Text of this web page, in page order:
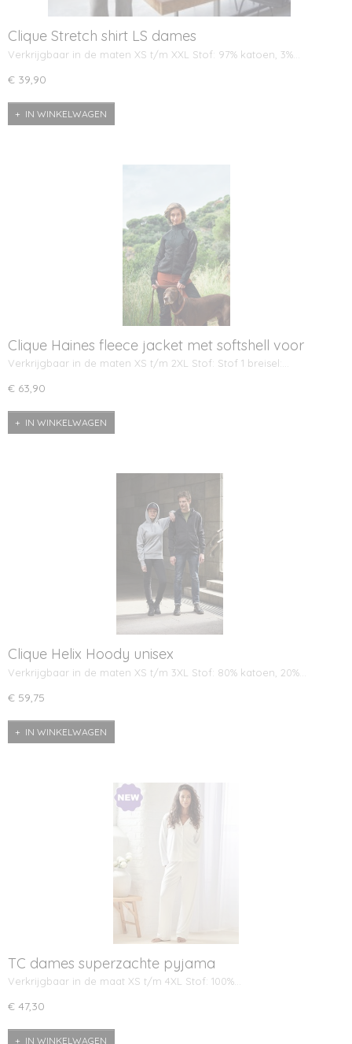
Clique Stretch shirt LS dames
Verkrijgbaar in de maten XS t/m XXL Stof: 97% katoen, 3%…
€ 39,90
IN WINKELWAGEN
Clique Haines fleece jacket met softshell voor
dames
Verkrijgbaar in de maten XS t/m 2XL Stof: Stof 1 breisel:…
€ 63,90
IN WINKELWAGEN
Clique Helix Hoody unisex
Verkrijgbaar in de maten XS t/m 3XL Stof: 80% katoen, 20%…
€ 59,75
IN WINKELWAGEN
TC dames superzachte pyjama
Verkrijgbaar in de maat XS t/m 4XL Stof: 100%…
€ 47,30
IN WINKELWAGEN